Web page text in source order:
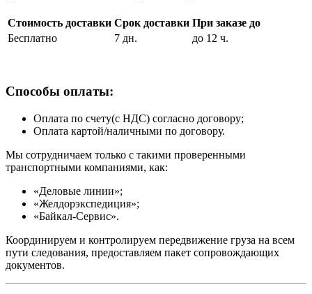
Стоимость доставки Срок доставки При заказе до
Бесплатно
7 дн. до 12 ч.
Способы оплаты:
Оплата по счету(с НДС) согласно договору;
Оплата картой/наличными по договору.
Мы сотрудничаем только с такими проверенными
транспортными компаниями, как:
«Деловые линии»;
«Желдорэкспедиция»;
«Байкал-Сервис».
Координируем и контролируем передвижение груза на всем
пути следования, предоставляем пакет сопровождающих
документов.